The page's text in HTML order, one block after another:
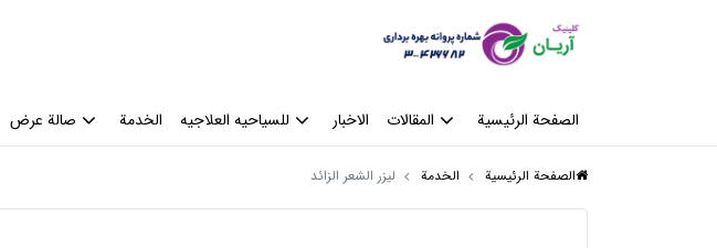
الصفحة الرئيسية المقالات الاخبار للسیاحیه العلاجیه الخدمة صالة عرض
الصفحة الرئيسية الخدمة لیزر الشعر الزائد